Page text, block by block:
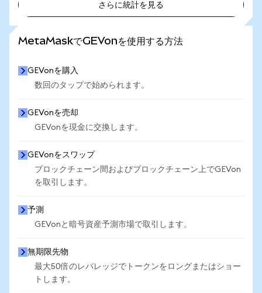
さらに統計を見る
MetaMaskでGEVonを使用する方法
GEVonを購入
数回のタップで始められます。
GEVonを売却
GEVonを現金に交換します。
GEVonをスワップ
ブロックチェーン間およびブロックチェーン上でGEVon
を取引します。
予測
GEVonと暗号資産予測市場で取引します。
無期限先物
最大50倍のレバレッジでトークンをロングまたはショー
トします。